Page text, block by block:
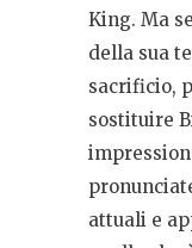
King. Ma
della sua
sacrificio,
sostituire
attuali e